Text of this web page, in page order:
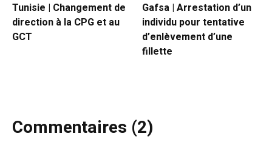
Tunisie | Changement de
direction à la CPG et au
GCT
​Gafsa | Arrestation d’un
individu pour tentative
d’enlèvement d’une
fillette
Commentaires (2)